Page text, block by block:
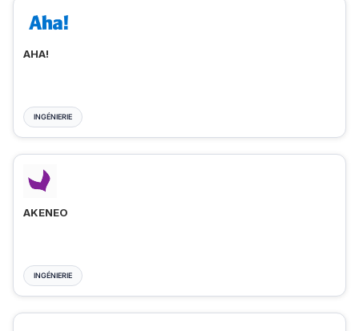
AHA!
INGÉNIERIE
AKENEO
INGÉNIERIE